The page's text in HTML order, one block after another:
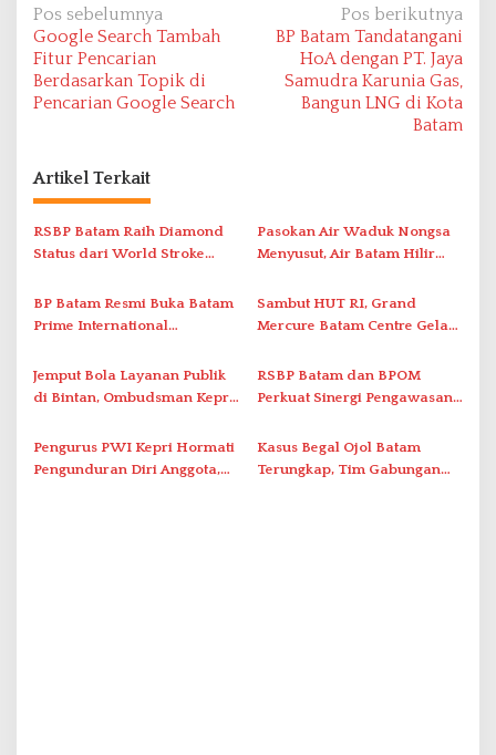
N
a
v
i
a
s
i
p
o
s
Pos sebelumnya
Google Search Tambah
Fitur Pencarian
Berdasarkan Topik di
Pencarian Google Search
Pos berikutnya
BP Batam Tandatangani
HoA dengan PT. Jaya
Samudra Karunia Gas,
Bangun LNG di Kota
Batam
Artikel Terkait
RSBP Batam Raih Diamond
Status dari World Stroke
Penanganan Stroke
Berstandar Internasional
Pasokan Air Waduk Nongsa
Menyusut, Air Batam Hilir
Antar-IPAM
BP Batam Resmi Buka Batam
Prime International
2026 di Stadion Temenggung
Abdul Jamal
Sambut HUT RI, Grand
Mercure Batam Centre Gelar
Nusantara’
Jemput Bola Layanan Publik
di Bintan, Ombudsman Kepri
Solar Nelayan
RSBP Batam dan BPOM
Perkuat Sinergi Pengawasan
Pelayanan Kefarmasian
Pengurus PWI Kepri Hormati
Pengunduran Diri Anggota,
Kasus Begal Ojol Batam
Terungkap, Tim Gabungan